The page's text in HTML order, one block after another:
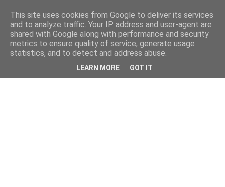
This site uses cookies from Google to deliver its services
and to analyze traffic. Your IP address and user-agent are
shared with Google along with performance and security
metrics to ensure quality of service, generate usage
statistics, and to detect and address abuse.
LEARN MORE GOT IT